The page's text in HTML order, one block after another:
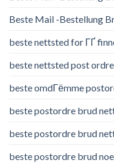
Beste Mail -Bestellung
beste nettsted for ГҐ
beste nettsted post
beste omdГёmme
beste postordre brud
beste postordre brud
beste postordre brud